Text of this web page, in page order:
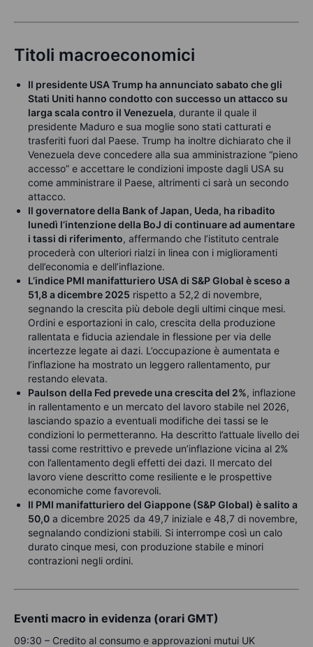
Titoli macroeconomici
Il presidente USA Trump ha annunciato sabato che gli
Stati Uniti hanno condotto con successo un attacco su
larga scala contro il Venezuela, durante il quale il
presidente Maduro e sua moglie sono stati catturati e
trasferiti fuori dal Paese. Trump ha inoltre dichiarato che il
Venezuela deve concedere alla sua amministrazione “pieno
accesso” e accettare le condizioni imposte dagli USA su
come amministrare il Paese, altrimenti ci sarà un secondo
attacco.
Il governatore della Bank of Japan, Ueda, ha ribadito
lunedì l’intenzione della BoJ di continuare ad aumentare
i tassi di riferimento, affermando che l’istituto centrale
procederà con ulteriori rialzi in linea con i miglioramenti
dell’economia e dell’inflazione.
L’indice PMI manifatturiero USA di S&P Global è sceso a
51,8 a dicembre 2025 rispetto a 52,2 di novembre,
segnando la crescita più debole degli ultimi cinque mesi.
Ordini e esportazioni in calo, crescita della produzione
rallentata e fiducia aziendale in flessione per via delle
incertezze legate ai dazi. L’occupazione è aumentata e
l’inflazione ha mostrato un leggero rallentamento, pur
restando elevata.
Paulson della Fed prevede una crescita del 2%, inflazione
in rallentamento e un mercato del lavoro stabile nel 2026,
lasciando spazio a eventuali modifiche dei tassi se le
condizioni lo permetteranno. Ha descritto l’attuale livello dei
tassi come restrittivo e prevede un’inflazione vicina al 2%
con l’allentamento degli effetti dei dazi. Il mercato del
lavoro viene descritto come resiliente e le prospettive
economiche come favorevoli.
Il PMI manifatturiero del Giappone (S&P Global) è salito a
50,0 a dicembre 2025 da 49,7 iniziale e 48,7 di novembre,
segnalando condizioni stabili. Si interrompe così un calo
durato cinque mesi, con produzione stabile e minori
contrazioni negli ordini.
Eventi macro in evidenza (orari GMT)
09:30 – Credito al consumo e approvazioni mutui UK